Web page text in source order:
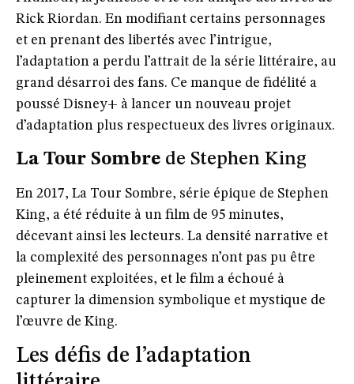
Rick Riordan. En modifiant certains personnages
et en prenant des libertés avec l’intrigue,
l’adaptation a perdu l’attrait de la série littéraire, au
grand désarroi des fans. Ce manque de fidélité a
poussé Disney+ à lancer un nouveau projet
d’adaptation plus respectueux des livres originaux.
La Tour Sombre de Stephen King
En 2017, La Tour Sombre, série épique de Stephen
King, a été réduite à un film de 95 minutes,
décevant ainsi les lecteurs. La densité narrative et
la complexité des personnages n’ont pas pu être
pleinement exploitées, et le film a échoué à
capturer la dimension symbolique et mystique de
l’œuvre de King.
Les défis de l’adaptation